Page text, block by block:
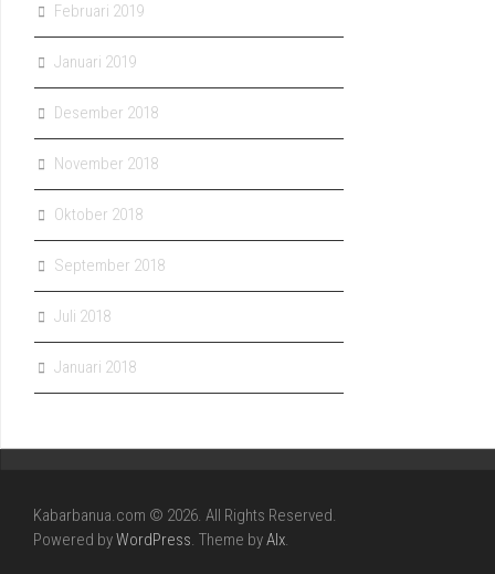
Februari 2019
Januari 2019
Desember 2018
November 2018
Oktober 2018
September 2018
Juli 2018
Januari 2018
Kabarbanua.com © 2026. All Rights Reserved.
Powered byWordPress. Theme byAlx.